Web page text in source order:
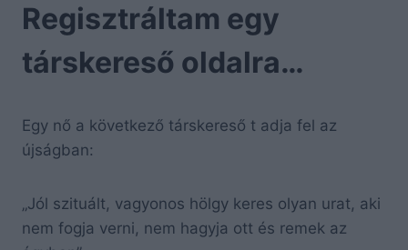
Regisztráltam egy
társkereső oldalra…
Egy nő a következő társkereső t adja fel az
újságban:
„Jól szituált, vagyonos hölgy keres olyan urat, aki
nem fogja verni, nem hagyja ott és remek az